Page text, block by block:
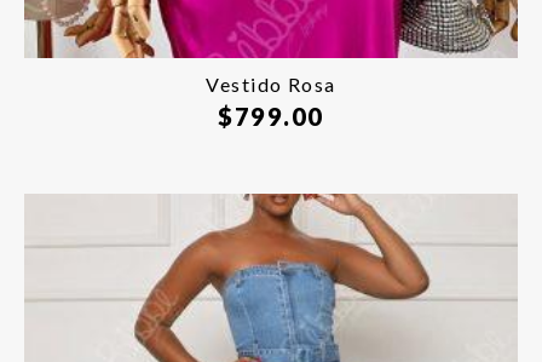
Vestido Rosa
$799.00